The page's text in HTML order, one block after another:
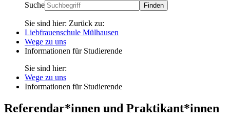
Suche
Sie sind hier: Zurück zu:
Liebfrauenschule Mülhausen
Wege zu uns
Informationen für Studierende
Sie sind hier:
Wege zu uns
Informationen für Studierende
Referendar*innen und Praktikant*innen